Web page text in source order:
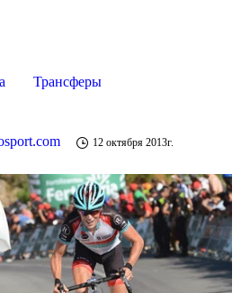
Трансферы
12 октября 2013г.